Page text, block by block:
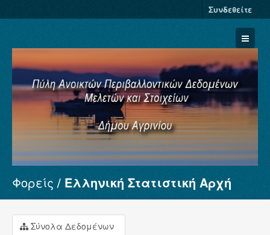
Συνδεθείτε
Σύνολα Δεδομένων
Φορείς
Ομάδες
Φορείς Ελληνική Στατιστική Αρχή
Σύνολα Δεδομένων